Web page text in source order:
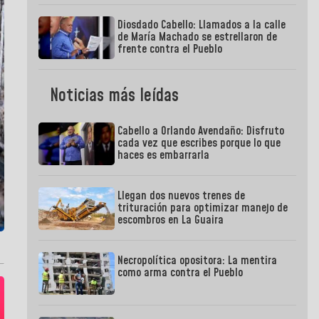
Diosdado Cabello: Llamados a la calle
de María Machado se estrellaron de
frente contra el Pueblo
Noticias más leídas
Cabello a Orlando Avendaño: Disfruto
cada vez que escribes porque lo que
haces es embarrarla
Llegan dos nuevos trenes de
trituración para optimizar manejo de
escombros en La Guaira
Necropolítica opositora: La mentira
como arma contra el Pueblo